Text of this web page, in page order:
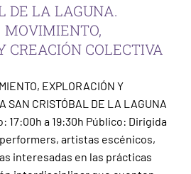
DE LA LAGUNA.
MOVIMIENTO,
CREACIÓN COLECTIVA
EXPLORACIÓN Y
SAN CRISTÓBAL DE LA LAGUNA
17:00h a 19:30h Público: Dirigida
artistas escénicos,
interesadas en las prácticas